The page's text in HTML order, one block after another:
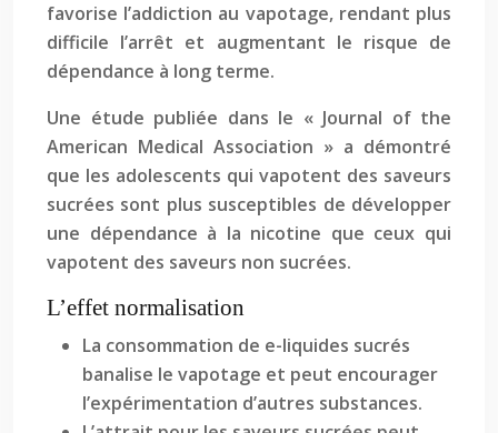
favorise l’addiction au vapotage, rendant plus
difficile l’arrêt et augmentant le risque de
dépendance à long terme.
Une étude publiée dans le « Journal of the
American Medical Association » a démontré
que les adolescents qui vapotent des saveurs
sucrées sont plus susceptibles de développer
une dépendance à la nicotine que ceux qui
vapotent des saveurs non sucrées.
L’effet normalisation
La consommation de e-liquides sucrés
banalise le vapotage et peut encourager
l’expérimentation d’autres substances.